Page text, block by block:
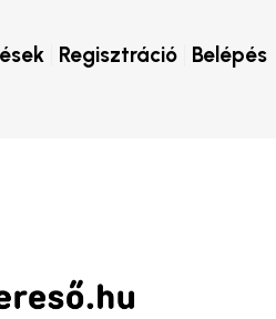
Belépés
Regisztráció